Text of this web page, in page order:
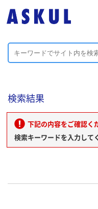
検索結果
下記の内容をご確認く
検索キーワードを入力して